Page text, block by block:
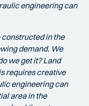
engineering can
constructed in the
demand. We
we get it? Land
requires creative
engineering can
area in the